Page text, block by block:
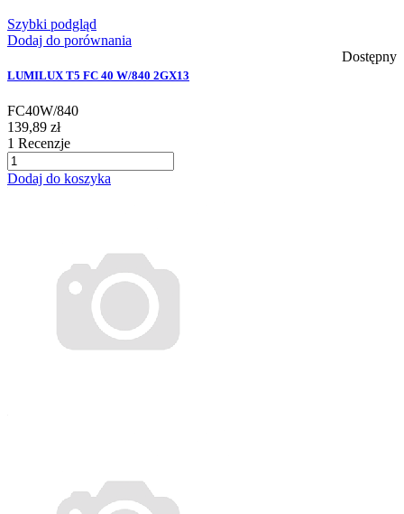
Szybki podgląd
Dodaj do porównania
Dostępny
LUMILUX T5 FC 40 W/840 2GX13
FC40W/840
139,89 zł
1 Recenzje
Dodaj do koszyka